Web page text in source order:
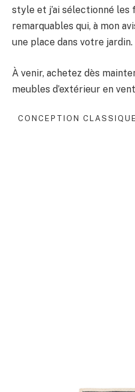
style et j’ai sélectionné
remarquables qui, à mon
une place dans votre jardin.
À venir, achetez dès
meubles d’extérieur en
CONCEPTION CLASSIQUE